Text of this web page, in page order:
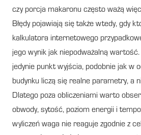
czy porcja makaronu często ważą
Błędy pojawiają się także wtedy, gdy
kalkulatora internetowego
jego wynik jak niepodważalną
jedynie punkt wyjścia, podobnie jak w
budynku liczą się realne parametry, a
Dlatego poza obliczeniami warto
obwody, sytość, poziom energii i
wyliczeń waga nie reaguje zgodnie z